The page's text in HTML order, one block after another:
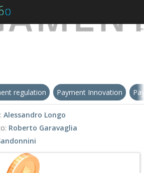
regulation Payment Innovation
Alessandro Longo
Roberto Garavaglia